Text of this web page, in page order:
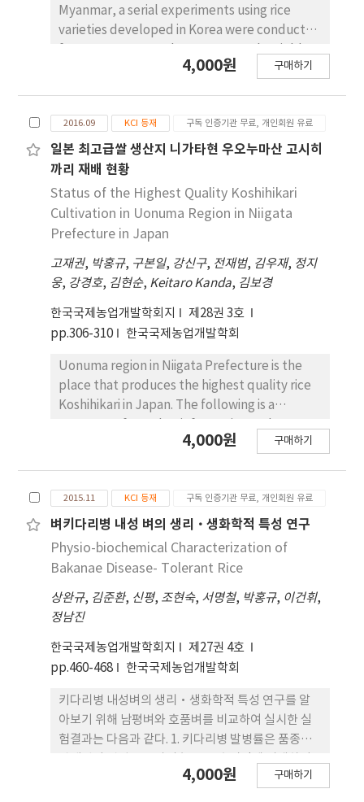
significantly increased except
‘Shwethweyin’ cultivar. The yield of
‘Dasan 2’ cultivar was high in rainy season
but there was much variation in yield among
‘Yeongpoong’ cultivar was higher in wet
season cultivation than dry season cultivation
and significantly increased with planting
density. In the fertilization amount
experiment, the yield of ‘Dasan 2’ cultivar
cultivated in wet season 2014 was increased
considerably with increasing fertilization
amount but there was no difference
between ‘Yeongpoong’ and
‘Yeongpoong’ cultivar cultivated in dry
and wet season 2015 was increased
significantly with increasing fertilization
amount. The Myanmar rice cultivar
‘Shwethweyin’ was no difference in yield
with increasing fertilization amount. The yield
of Korea cultivars ‘Dasan 2’ and
‘Yeongpoong’ was increased significantly
was some yearly and seasonal variation. From
the above results, if cultivation techniques
raise productivity by using Korean rice
cultivars.
Myanmar, a serial experiments using rice
varieties developed in Korea were conducted
components, panicle number per hill of
2015 dry season, respectively, which are 6, 1.3
and 5 panicles more than that of Korean
varieties. The grain number per panicle, the
ripened grain rate, 1,000 grain weight and
yield of Korean rice varieties higher than that
of Shwe Thwe Yin, Myanmar variety, at 2014
dry season and wet season. However, grain
numbers per panicle, ripened grain rate of
Shwe Thwe Yin were similar to that of Korean
varieties, the yield of Myanmar variety was
higher than yield of Korean varieties, at 2015
dry season. And to study the wide area
adoptability, korean rice varieties and Shwe
Thwe Yin were tested for 2 years, 2014, 2015
and 3 regions, the yield of Hanareum,
Hangangchal 1 and Dasan 2 were higher than
the yield of Shwe Thwe Yin and the regional
Dasan 2 and Hangangchal 1 were selected as
promising rice varieties in Myanmar.
4,000원 구매하기
2016.09 KCI 등재 구독 인증기관 무료, 개인회원 유료
일본 최고급쌀 생산지 니가타현 우오누마산 고시히
까리 재배 현황
Status of the Highest Quality Koshihikari
Cultivation in Uonuma Region in Niigata
Prefecture in Japan
고재권, 박홍규, 구본일, 강신구, 전재범, 김우재, 정지
웅, 강경호, 김현순, Keitaro Kanda, 김보경
한국국제농업개발학회지
제28권 3호
pp.306-310
한국국제농업개발학회
Uonuma region in Niigata Prefecture is the
place that produces the highest quality rice
Koshihikari in Japan. The following is a
Koshihikari cultivation status in the region.
in lowland. The average annual temperature
is around to 10.0 ~ 12.0oC, which is slightly
higher than of Cheorwon and Unbong in
South Korea. The water resource is affluent
hour in August has a good effect on grain
ripening in Uonuma. In Korea, however,
sunshine hour at Cheolwon and Unbong in
early maturing cultivar growing area is prone
to long in September after than in August.
Breeding program for introducing rice blast
resistance to Koshihikari started in 1986 in
Niigata Prefecture. Finally, Koshihikari
BL(introduced blast resistance) varieties
have developed no differences of Koshihikari
4,000원 구매하기
2015.11 KCI 등재 구독 인증기관 무료, 개인회원 유료
벼키다리병 내성 벼의 생리·생화학적 특성 연구
Physio-biochemical Characterization of
Bakanae Disease- Tolerant Rice
상완규, 김준환, 신평, 조현숙, 서명철, 박홍규, 이건휘,
정남진
한국국제농업개발학회지
제27권 4호
pp.460-468
한국국제농업개발학회
키다리병 내성벼의 생리·생화학적 특성 연구를 알
아보기 위해 남평벼와 호품벼를 비교하여 실시한 실
험결과는 다음과 같다. 1. 키다리병 발병률은 품종에
증가하며 특히 감수성 품종인 호품벼는그 증가 속도
4,000원 구매하기